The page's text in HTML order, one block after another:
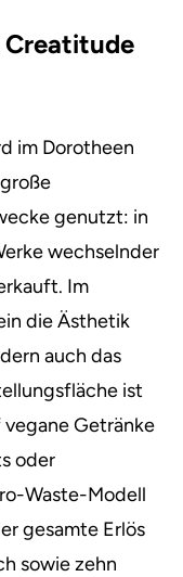
im Dorotheen
genutzt: in
wechselnder
Im
die Ästhetik
auch das
ist
Getränke
oder
Waste-Modell
gesamte Erlös
sowie zehn